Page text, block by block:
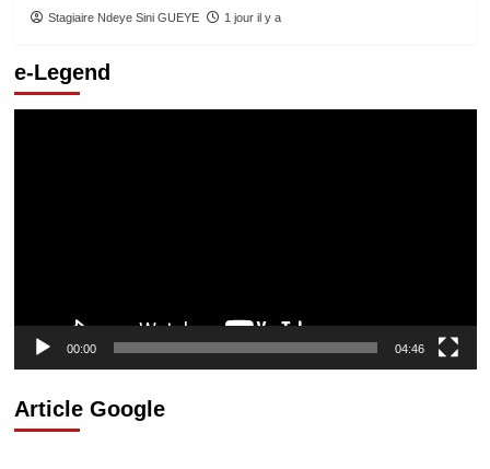
Stagiaire Ndeye Sini GUEYE 1 jour il y a
e-Legend
00:00 04:46
Article Google